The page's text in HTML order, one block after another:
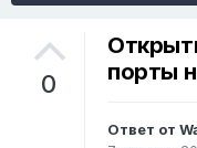
0
порты
Ответ от